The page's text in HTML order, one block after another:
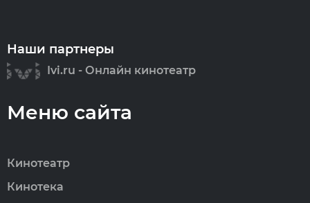
Наши партнеры
Ivi.ru - Онлайн кинотеатр
Меню сайта
Кинотеатр
Кинотека